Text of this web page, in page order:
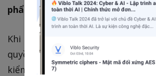
phẩm
Khi bạn sở hữu 1 sản phẩm công
quyền đổi trả trong thời hạn nào
kiểm tra các chức năng một cách